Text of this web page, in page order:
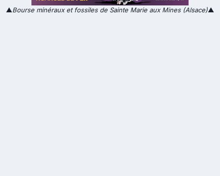
▲Bourse minéraux et fossiles de Sainte Marie aux Mines (Alsace)▲